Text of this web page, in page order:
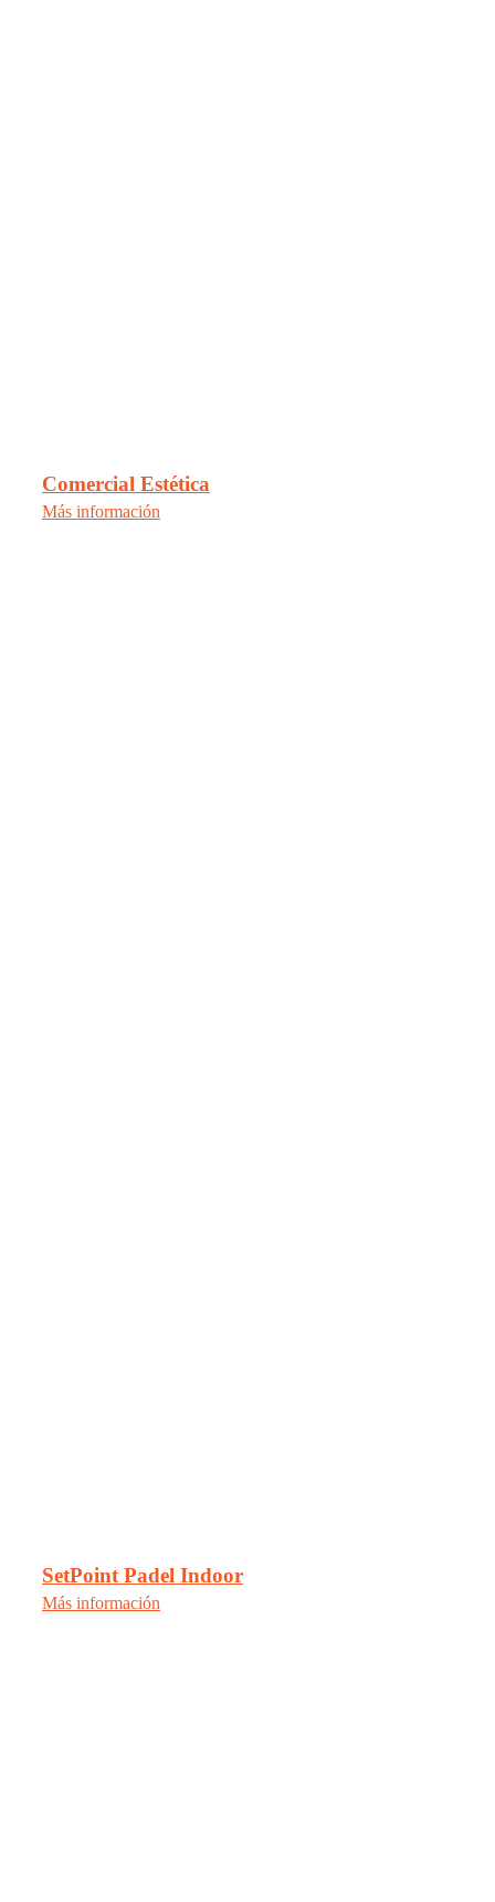
Comercial Estética
Más información
SetPoint Padel Indoor
Más información